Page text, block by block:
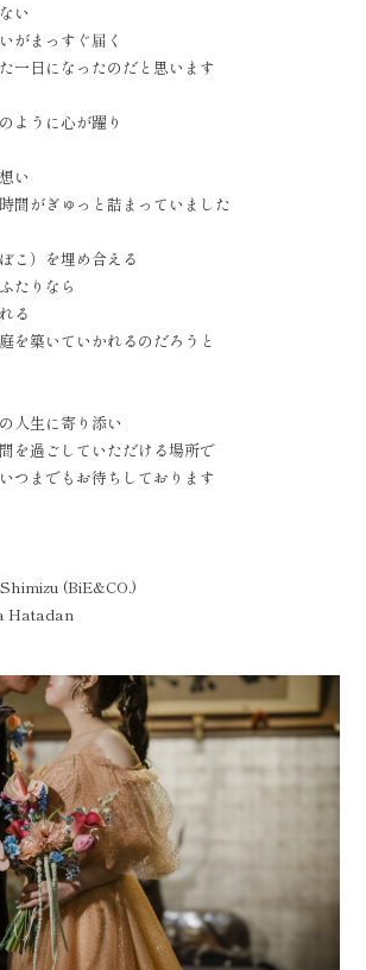
い
がまっすぐ届く
一日になったのだと思います
ように心が躍り
い
間がぎゅっと詰まっていました
こ）を埋め合える
たりなら
る
を築いていかれるのだろうと
人生に寄り添い
を過ごしていただける場所で
つまでもお待ちしております
(BiE&CO.)
Hatadan